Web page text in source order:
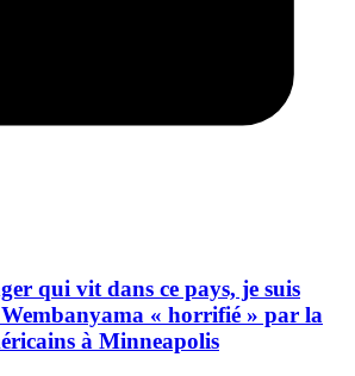
qui vit dans ce pays, je suis
« horrifié » par la
à Minneapolis